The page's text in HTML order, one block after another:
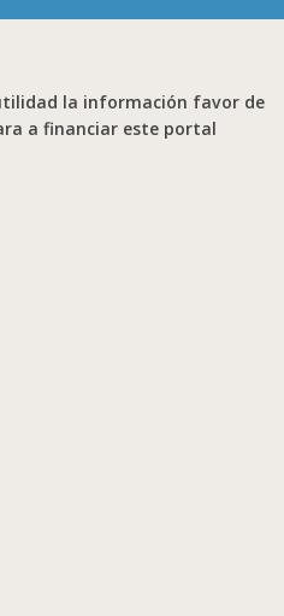
la información favor de
a financiar este portal